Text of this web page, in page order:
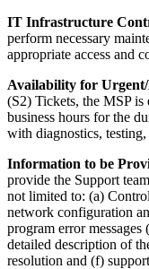
IT Infrastructure
perform necessary
appropriate access and
Availability for
(S2) Tickets, the MSP is
business hours for the
with diagnostics,
Information to be
provide the Support
not limited to: (a)
network configuration
program error messages
detailed description of
resolution and (f)